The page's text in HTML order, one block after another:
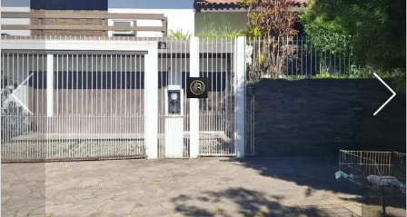
Fichas cadastrais
Financiamento
Hotsites
Política de privacidade
Postagens